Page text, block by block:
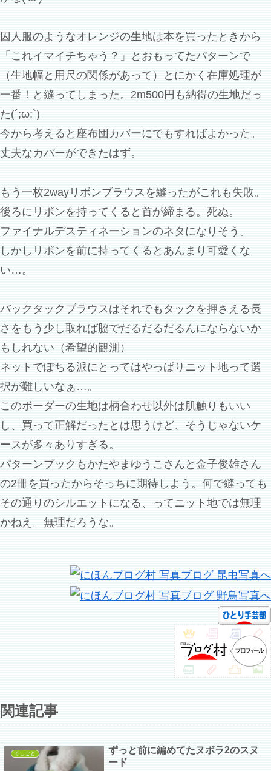
囚人服のようなオレンジの生地は本を買ったときから
「これイマイチちゃう？」とおもってたパターンで
（生地幅と用尺の関係があって）とにかく在庫処理が
一番！と縫ってしまった。2m500円も納得の生地だっ
た(´;ω;`)
今から考えると座布団カバーにでもすればよかった。
丈夫なカバーができたはず。
もう一枚2wayリボンブラウスを縫ったがこれも失敗。
後ろにリボンを持ってくると首が締まる。死ぬ。
ファイナルデスティネーションのネタになりそう。
しかしリボンを前に持ってくるとあんまり可愛くな
い…。
バックタックブラウスはそれでもタックを押さえる長
さをもう少し取れば脇でだるだるだるんにならないか
もしれない（希望的観測）
ネットでぽちる派にとってはやっぱりニット地って選
択が難しいなぁ…。
このボーダーの生地は柄合わせ以外は肌触りもいい
し、買って正解だったとは思うけど、そうじゃないケ
ースが多々ありすぎる。
パターンブックもかたやまゆうこさんと金子俊雄さん
の2冊を買ったからそっちに期待しよう。何で縫っても
その通りのシルエットになる、ってニット地では無理
かねえ。無理だろうな。
関連記事
てしごと
ずっと前に編めてたヌボラ2のスヌ
ード